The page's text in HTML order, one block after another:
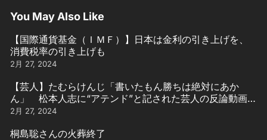
You May Also Like
【国際通貨基金（ＩＭＦ）】日本は金利の引き上げを、
消費税率の引き上げも
2月 27, 2024
【芸人】たむらけんじ「書いたもん勝ちは絶対にあか
ん」 松本人志に“アテンド”と記された芸人の反論動画引
用
2月 27, 2024
桐島聡さんの火葬終了